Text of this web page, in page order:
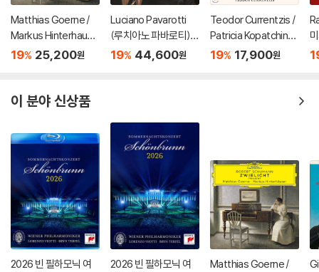
Matthias Goerne /
Markus Hinterhause
r 슈만: 황혼 (가곡집)
19% 25,200원
Luciano Pavarotti
(루치아노 파바로티) -
이탈리아 오페라 리마
19% 44,600원
Teodor Currentzis /
Patricia Kopatchinsk
aja 차이코프스키: 바이
19% 17,900원
이 분야 신상품
2026 빈 필하모닉 여
2026 빈 필하모닉 여
Matthias Goerne /